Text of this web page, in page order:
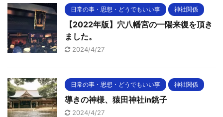
日常の事・思想・どうでもいい事 神社関係
【2022年版】穴八幡宮の一陽来復を頂き
ました。
2024/4/27
日常の事・思想・どうでもいい事 神社関係
導きの神様、猿田神社in銚子
2024/4/27